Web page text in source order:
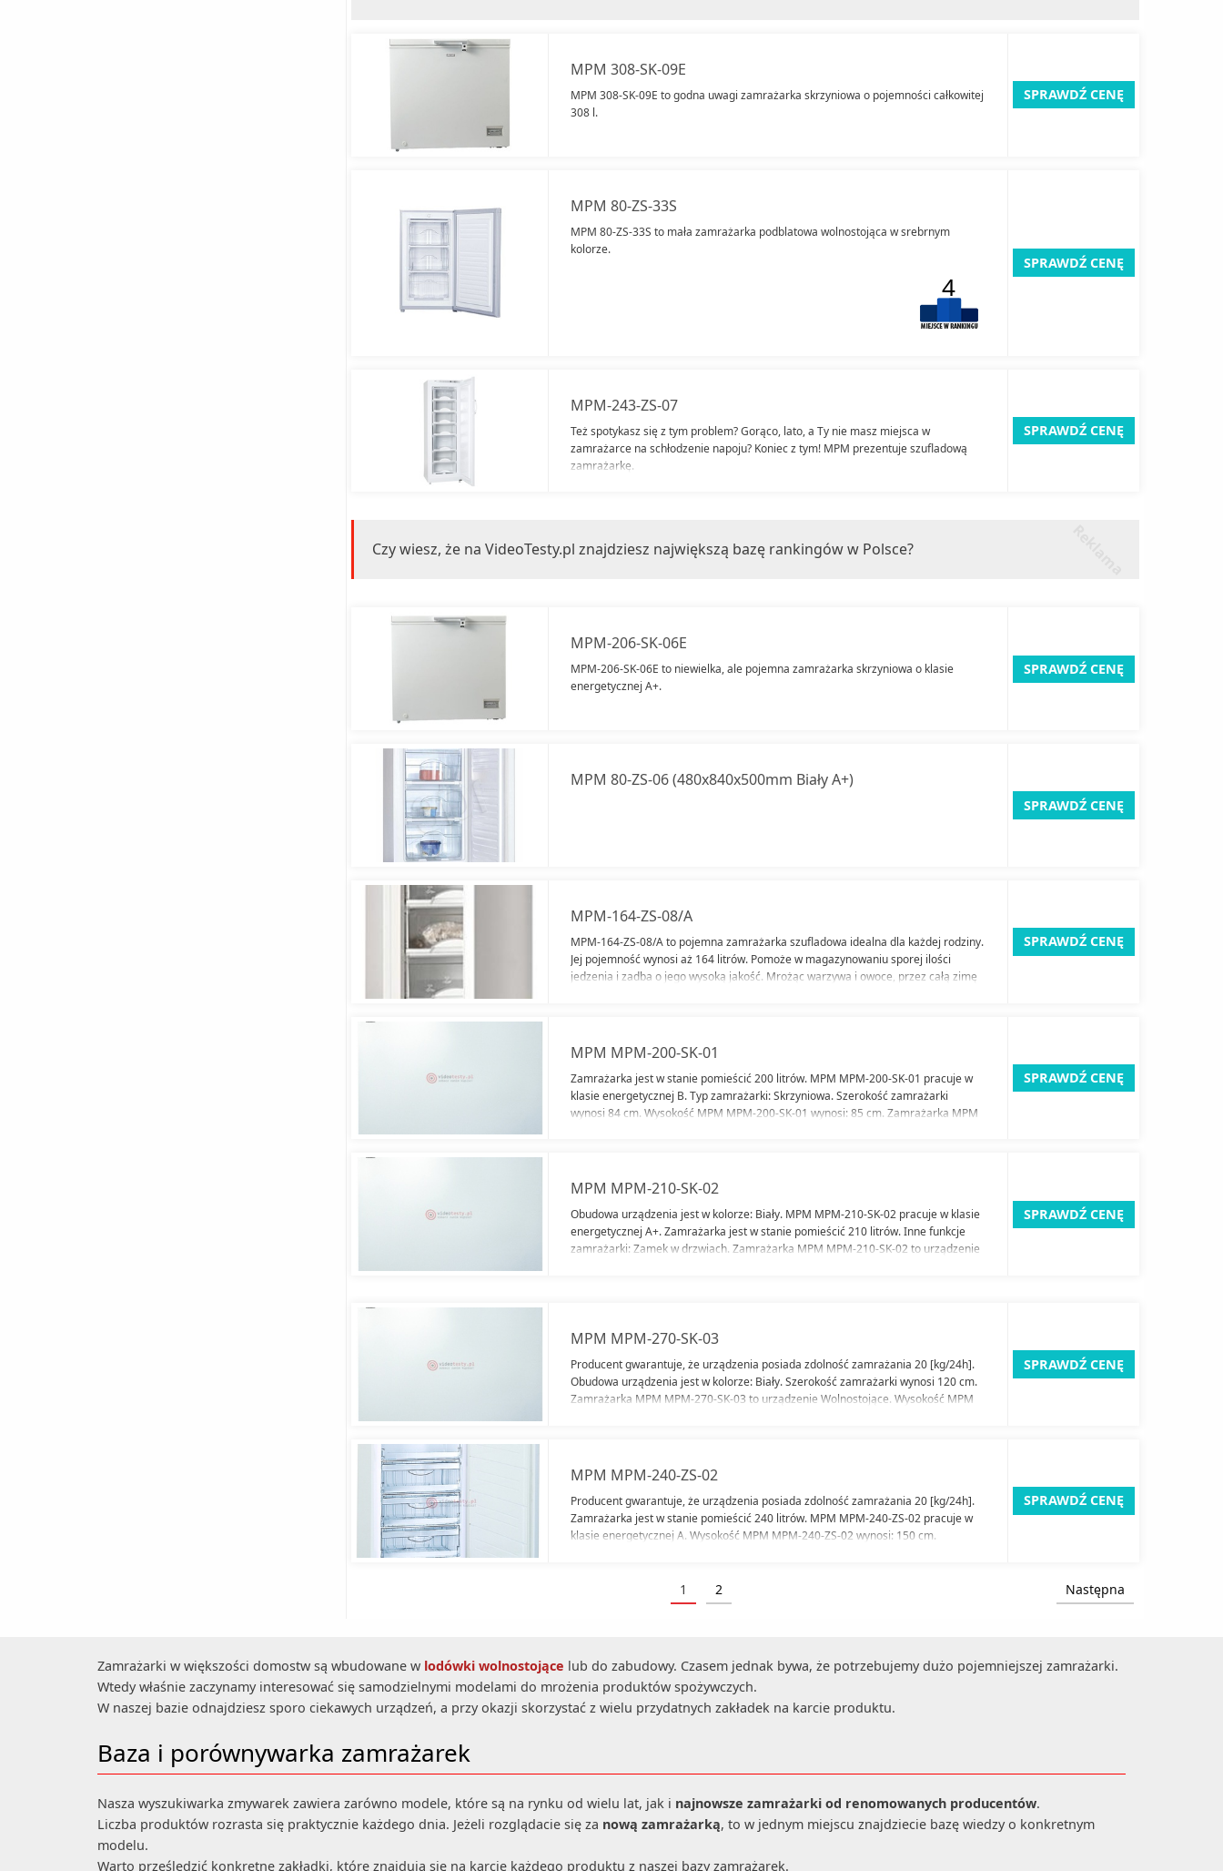
MPM 308-SK-09E
MPM 308-SK-09E to godna uwagi zamrażarka skrzyniowa o pojemności całkowitej
308 l.
SPRAWDŹ CENĘ
MPM 80-ZS-33S
MPM 80-ZS-33S to mała zamrażarka podblatowa wolnostojąca w srebrnym
kolorze.
4
SPRAWDŹ CENĘ
MPM-243-ZS-07
Też spotykasz się z tym problem? Gorąco, lato, a Ty nie masz miejsca w
zamrażarce na schłodzenie napoju? Koniec z tym! MPM prezentuje szufladową
zamrażarkę.
SPRAWDŹ CENĘ
Czy wiesz, że na VideoTesty.pl znajdziesz największą bazę rankingów w Polsce?
MPM-206-SK-06E
MPM-206-SK-06E to niewielka, ale pojemna zamrażarka skrzyniowa o klasie
energetycznej A+.
SPRAWDŹ CENĘ
MPM 80-ZS-06 (480x840x500mm Biały A+)
SPRAWDŹ CENĘ
MPM-164-ZS-08/A
MPM-164-ZS-08/A to pojemna zamrażarka szufladowa idealna dla każdej rodziny.
Jej pojemność wynosi aż 164 litrów. Pomoże w magazynowaniu sporej ilości
jedzenia i zadba o jego wysoką jakość. Mrożąc warzywa i owoce, przez całą zimę
SPRAWDŹ CENĘ
MPM MPM-200-SK-01
Zamrażarka jest w stanie pomieścić 200 litrów. MPM MPM-200-SK-01 pracuje w
klasie energetycznej B. Typ zamrażarki: Skrzyniowa. Szerokość zamrażarki
wynosi 84 cm. Wysokość MPM MPM-200-SK-01 wynosi: 85 cm. Zamrażarka MPM
SPRAWDŹ CENĘ
MPM MPM-210-SK-02
Obudowa urządzenia jest w kolorze: Biały. MPM MPM-210-SK-02 pracuje w klasie
energetycznej A+. Zamrażarka jest w stanie pomieścić 210 litrów. Inne funkcje
zamrażarki: Zamek w drzwiach. Zamrażarka MPM MPM-210-SK-02 to urządzenie
SPRAWDŹ CENĘ
MPM MPM-270-SK-03
Producent gwarantuje, że urządzenia posiada zdolność zamrażania 20 [kg/24h].
Obudowa urządzenia jest w kolorze: Biały. Szerokość zamrażarki wynosi 120 cm.
Zamrażarka MPM MPM-270-SK-03 to urządzenie Wolnostojące. Wysokość MPM
SPRAWDŹ CENĘ
MPM MPM-240-ZS-02
Producent gwarantuje, że urządzenia posiada zdolność zamrażania 20 [kg/24h].
Zamrażarka jest w stanie pomieścić 240 litrów. MPM MPM-240-ZS-02 pracuje w
klasie energetycznej A. Wysokość MPM MPM-240-ZS-02 wynosi: 150 cm.
zimna. Typ zamrażarki: Szufladowa. Szerokość zamrażarki wynosi 60 cm.
Zamrażarka MPM MPM-240-ZS-02 to urządzenie Wolnostojące. Obudowa
SPRAWDŹ CENĘ
1
2 Następna
Zamrażarki w większości domostw są wbudowane w lodówki wolnostojące lub do zabudowy. Czasem jednak bywa, że potrzebujemy dużo pojemniejszej zamrażarki.
Wtedy właśnie zaczynamy interesować się samodzielnymi modelami do mrożenia produktów spożywczych.
W naszej bazie odnajdziesz sporo ciekawych urządzeń, a przy okazji skorzystać z wielu przydatnych zakładek na karcie produktu.
Baza i porównywarka zamrażarek
Nasza wyszukiwarka zmywarek zawiera zarówno modele, które są na rynku od wielu lat, jak i najnowsze zamrażarki od renomowanych producentów.
Liczba produktów rozrasta się praktycznie każdego dnia. Jeżeli rozglądacie się za nową zamrażarką, to w jednym miejscu znajdziecie bazę wiedzy o konkretnym
modelu.
Warto prześledzić konkretne zakładki, które znajdują się na karcie każdego produktu z naszej bazy zamrażarek.